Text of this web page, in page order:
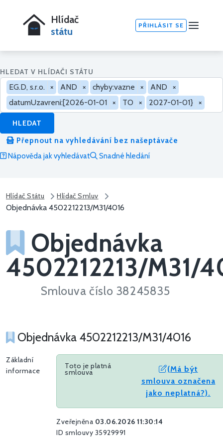
Hlídač
státu
PŘIHLÁSIT SE
HLEDAT V HLÍDAČI STÁTU
EG.D, s.r.o. × AND × chyby:vazne × AND
×
datumUzavreni:[2026-01-01 × TO × 2027-01-01} ×
HLEDAT
Přepnout na vyhledávání bez našeptávače
Nápověda jak vyhledávat
Snadné hledání
Hlídač Státu Hlídač Smluv
Objednávka 4502212213/M31/4016
Objednávka
4502212213/M31/
Smlouva číslo 38245835
Objednávka 4502212213/M31/4016
Základní
informace
Toto je platná
smlouva
(Má být
smlouva označena
jako neplatná?).
Zveřejněna 03.06.2026 11:30:14
ID smlouvy 35929991